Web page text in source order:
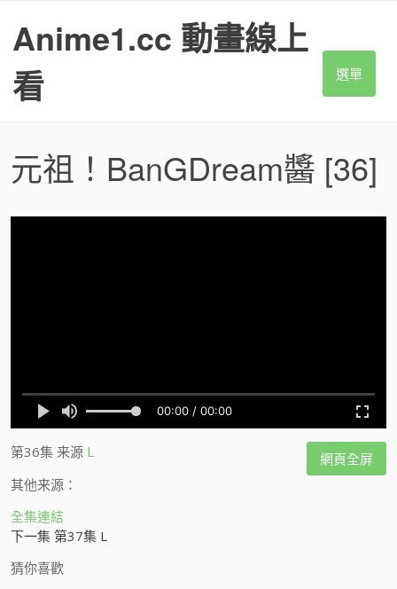
Anime1.cc 動畫線上
看
選單
元祖！BanGDream醬 [36]
網頁全屏
第36集 来源 L
其他来源：
全集連結
下一集 第37集 L
猜你喜歡